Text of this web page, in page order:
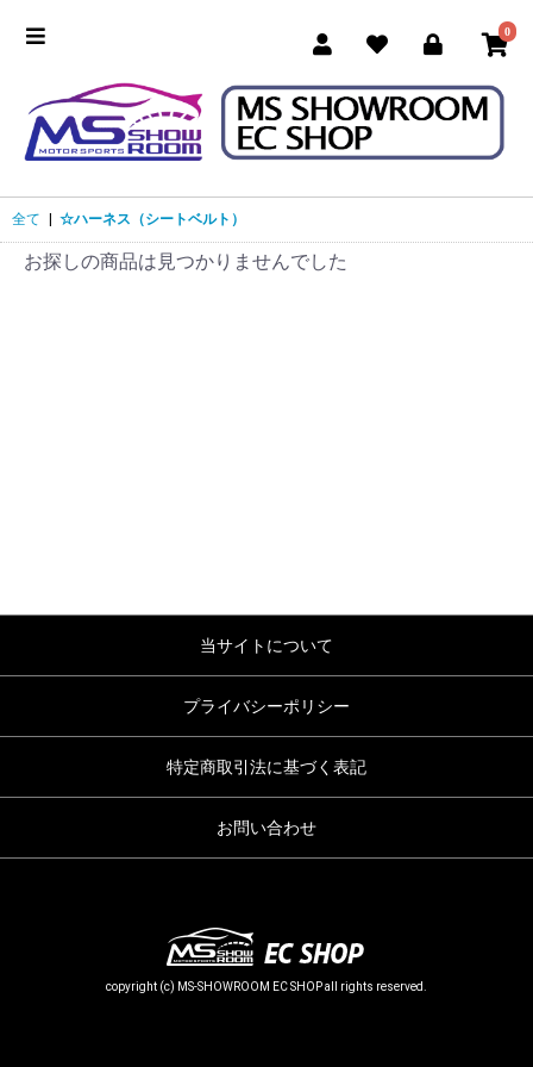
0
全て ☆ハーネス（シートベルト）
お探しの商品は見つかりませんでした
当サイトについて
プライバシーポリシー
特定商取引法に基づく表記
お問い合わせ
copyright (c) MS-SHOWROOM EC SHOP all rights reserved.